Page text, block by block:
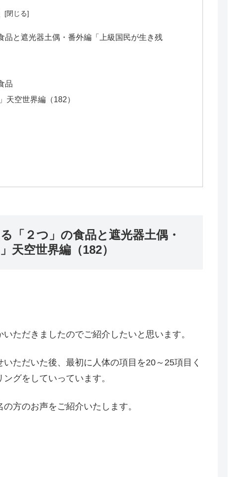
品と遮光器土偶・番外編「上級国民が生き残
品
天空世界編（182）
「２つ」の食品と遮光器土偶・
天空世界編（182）
ただきましたのでご紹介したいと思います。
ただいた後、最初に人体の項目を20～25項目く
グをしていっています。
方のお声をご紹介いたします。